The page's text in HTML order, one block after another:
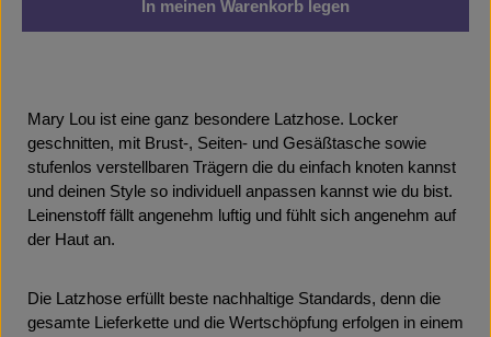
In meinen Warenkorb legen
Mary Lou ist eine ganz besondere Latzhose. Locker
geschnitten, mit Brust-, Seiten- und Gesäßtasche sowie
stufenlos verstellbaren Trägern die du einfach knoten kannst
und deinen Style so individuell anpassen kannst wie du bist.
Leinenstoff fällt angenehm luftig und fühlt sich angenehm auf
der Haut an.
Die Latzhose erfüllt beste nachhaltige Standards, denn die
gesamte Lieferkette und die Wertschöpfung erfolgen in einem